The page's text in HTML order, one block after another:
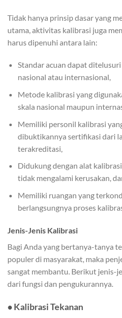
Tidak hanya prinsip dasar yang
utama, aktivitas kalibrasi juga
harus dipenuhi antara lain:
Standar acuan dapat
nasional atau internasional,
Metode kalibrasi yang
skala nasional maupun
Memiliki personil kalibrasi
dibuktikannya sertifikasi dari
terakreditasi,
Didukung dengan alat
tidak mengalami kerusakan,
Memiliki ruangan yang
berlangsungnya proses
Jenis-Jenis Kalibrasi
Bagi Anda yang bertanya-tanya
populer di masyarakat, maka
sangat membantu. Berikut jenis-
dari fungsi dan pengukurannya.
• Kalibrasi Tekanan